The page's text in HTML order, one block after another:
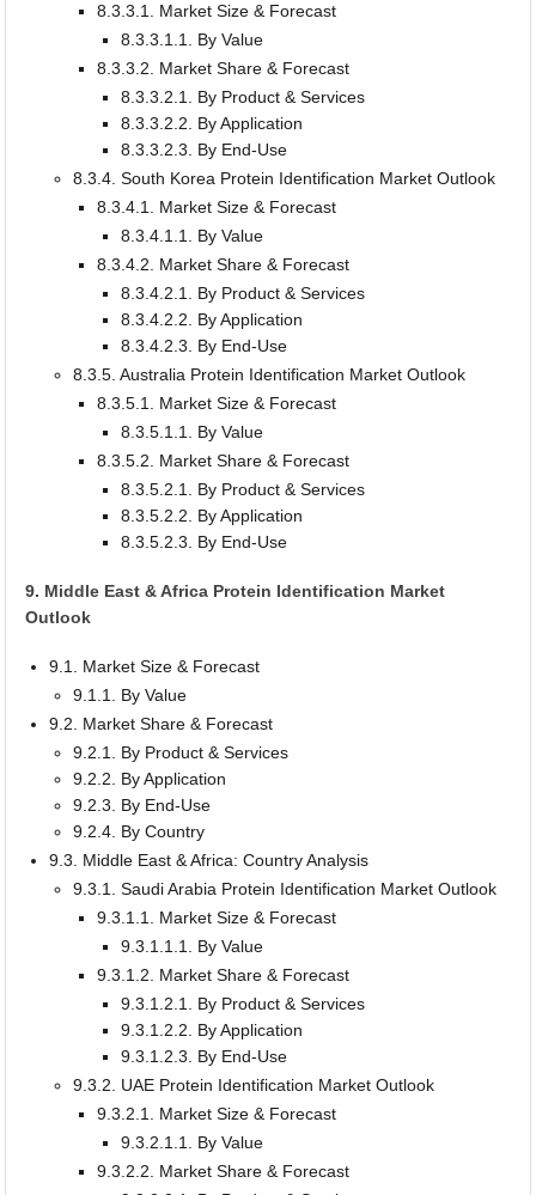
8.3.3.1. Market Size & Forecast
8.3.3.1.1. By Value
8.3.3.2. Market Share & Forecast
8.3.3.2.1. By Product & Services
8.3.3.2.2. By Application
8.3.3.2.3. By End-Use
8.3.4. South Korea Protein Identification Market Outlook
8.3.4.1. Market Size & Forecast
8.3.4.1.1. By Value
8.3.4.2. Market Share & Forecast
8.3.4.2.1. By Product & Services
8.3.4.2.2. By Application
8.3.4.2.3. By End-Use
8.3.5. Australia Protein Identification Market Outlook
8.3.5.1. Market Size & Forecast
8.3.5.1.1. By Value
8.3.5.2. Market Share & Forecast
8.3.5.2.1. By Product & Services
8.3.5.2.2. By Application
8.3.5.2.3. By End-Use
9. Middle East & Africa Protein Identification Market
Outlook
9.1. Market Size & Forecast
9.1.1. By Value
9.2. Market Share & Forecast
9.2.1. By Product & Services
9.2.2. By Application
9.2.3. By End-Use
9.2.4. By Country
9.3. Middle East & Africa: Country Analysis
9.3.1. Saudi Arabia Protein Identification Market Outlook
9.3.1.1. Market Size & Forecast
9.3.1.1.1. By Value
9.3.1.2. Market Share & Forecast
9.3.1.2.1. By Product & Services
9.3.1.2.2. By Application
9.3.1.2.3. By End-Use
9.3.2. UAE Protein Identification Market Outlook
9.3.2.1. Market Size & Forecast
9.3.2.1.1. By Value
9.3.2.2. Market Share & Forecast